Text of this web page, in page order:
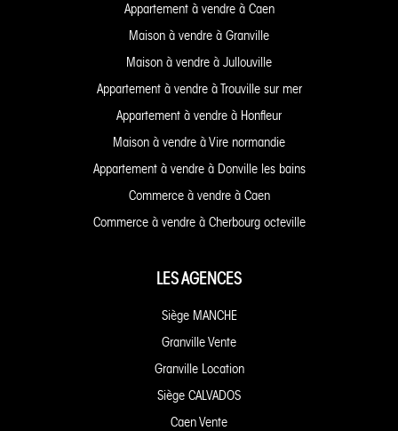
Appartement à vendre à Caen
Maison à vendre à Granville
Maison à vendre à Jullouville
Appartement à vendre à Trouville sur mer
Appartement à vendre à Honfleur
Maison à vendre à Vire normandie
Appartement à vendre à Donville les bains
Commerce à vendre à Caen
Commerce à vendre à Cherbourg octeville
LES AGENCES
Siège MANCHE
Granville Vente
Granville Location
Siège CALVADOS
Caen Vente